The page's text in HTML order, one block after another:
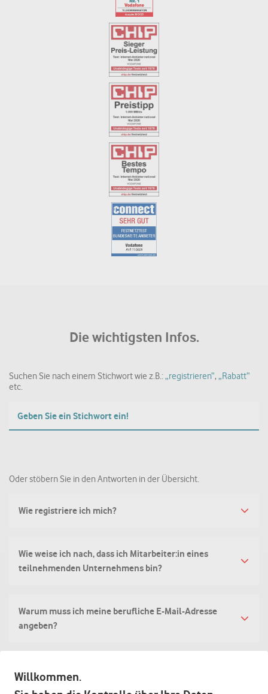
Willkommen.
Die wichtigsten Infos.
Suchen Sie nach einem Stichwort wie z.B.: „registrieren“,„Rabatt“
etc.
Oder stöbern Sie in den Antworten in der Übersicht.
Wie registriere ich mich?
Wie weise ich nach, dass ich Mitarbeiter:in eines
teilnehmenden Unternehmens bin?
Warum muss ich meine berufliche E-Mail-Adresse
angeben?